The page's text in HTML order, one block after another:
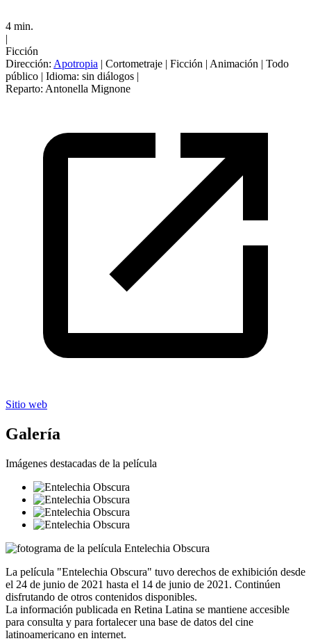
4 min.
|
Ficción
Dirección: Apotropia | Cortometraje | Ficción | Animación | Todo
público | Idioma: sin diálogos |
Reparto: Antonella Mignone
Sitio web
Galería
Imágenes destacadas de la película
La película "Entelechia Obscura" tuvo derechos de exhibición desde
el 24 de junio de 2021 hasta el 14 de junio de 2021. Continúen
disfrutando de otros contenidos disponibles.
La información publicada en Retina Latina se mantiene accesible
para consulta y para fortalecer una base de datos del cine
latinoamericano en internet.